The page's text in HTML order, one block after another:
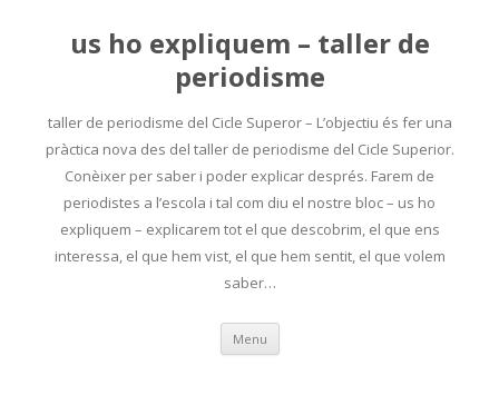
us ho expliquem – taller de
periodisme
taller de periodisme del Cicle Superor – L’objectiu és fer una
pràctica nova des del taller de periodisme del Cicle Superior.
Conèixer per saber i poder explicar després. Farem de
periodistes a l’escola i tal com diu el nostre bloc – us ho
expliquem – explicarem tot el que descobrim, el que ens
interessa, el que hem vist, el que hem sentit, el que volem
saber…
Menu Skip
content